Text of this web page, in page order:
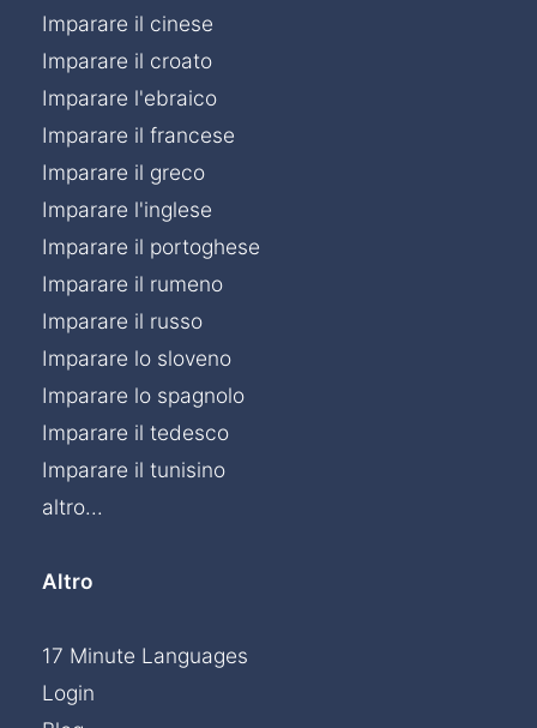
Imparare il cinese
Imparare il croato
Imparare l'ebraico
Imparare il francese
Imparare il greco
Imparare l'inglese
Imparare il portoghese
Imparare il rumeno
Imparare il russo
Imparare lo sloveno
Imparare lo spagnolo
Imparare il tedesco
Imparare il tunisino
altro...
Altro
17 Minute Languages
Login